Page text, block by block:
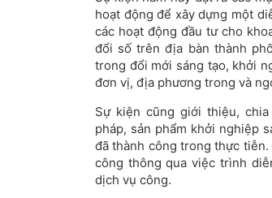
hoạt động để xây dựng một
các hoạt động đầu tư cho
đổi số trên địa bàn thành
trong đổi mới sáng tạo, khởi
đơn vị, địa phương trong và
Sự kiện cũng giới thiệu,
pháp, sản phẩm khởi nghiệp
đã thành công trong thực
công thông qua việc trình
dịch vụ công.